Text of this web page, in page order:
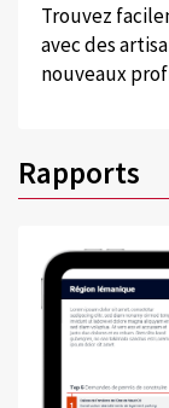
Trouvez
avec des
nouveaux
Rapports